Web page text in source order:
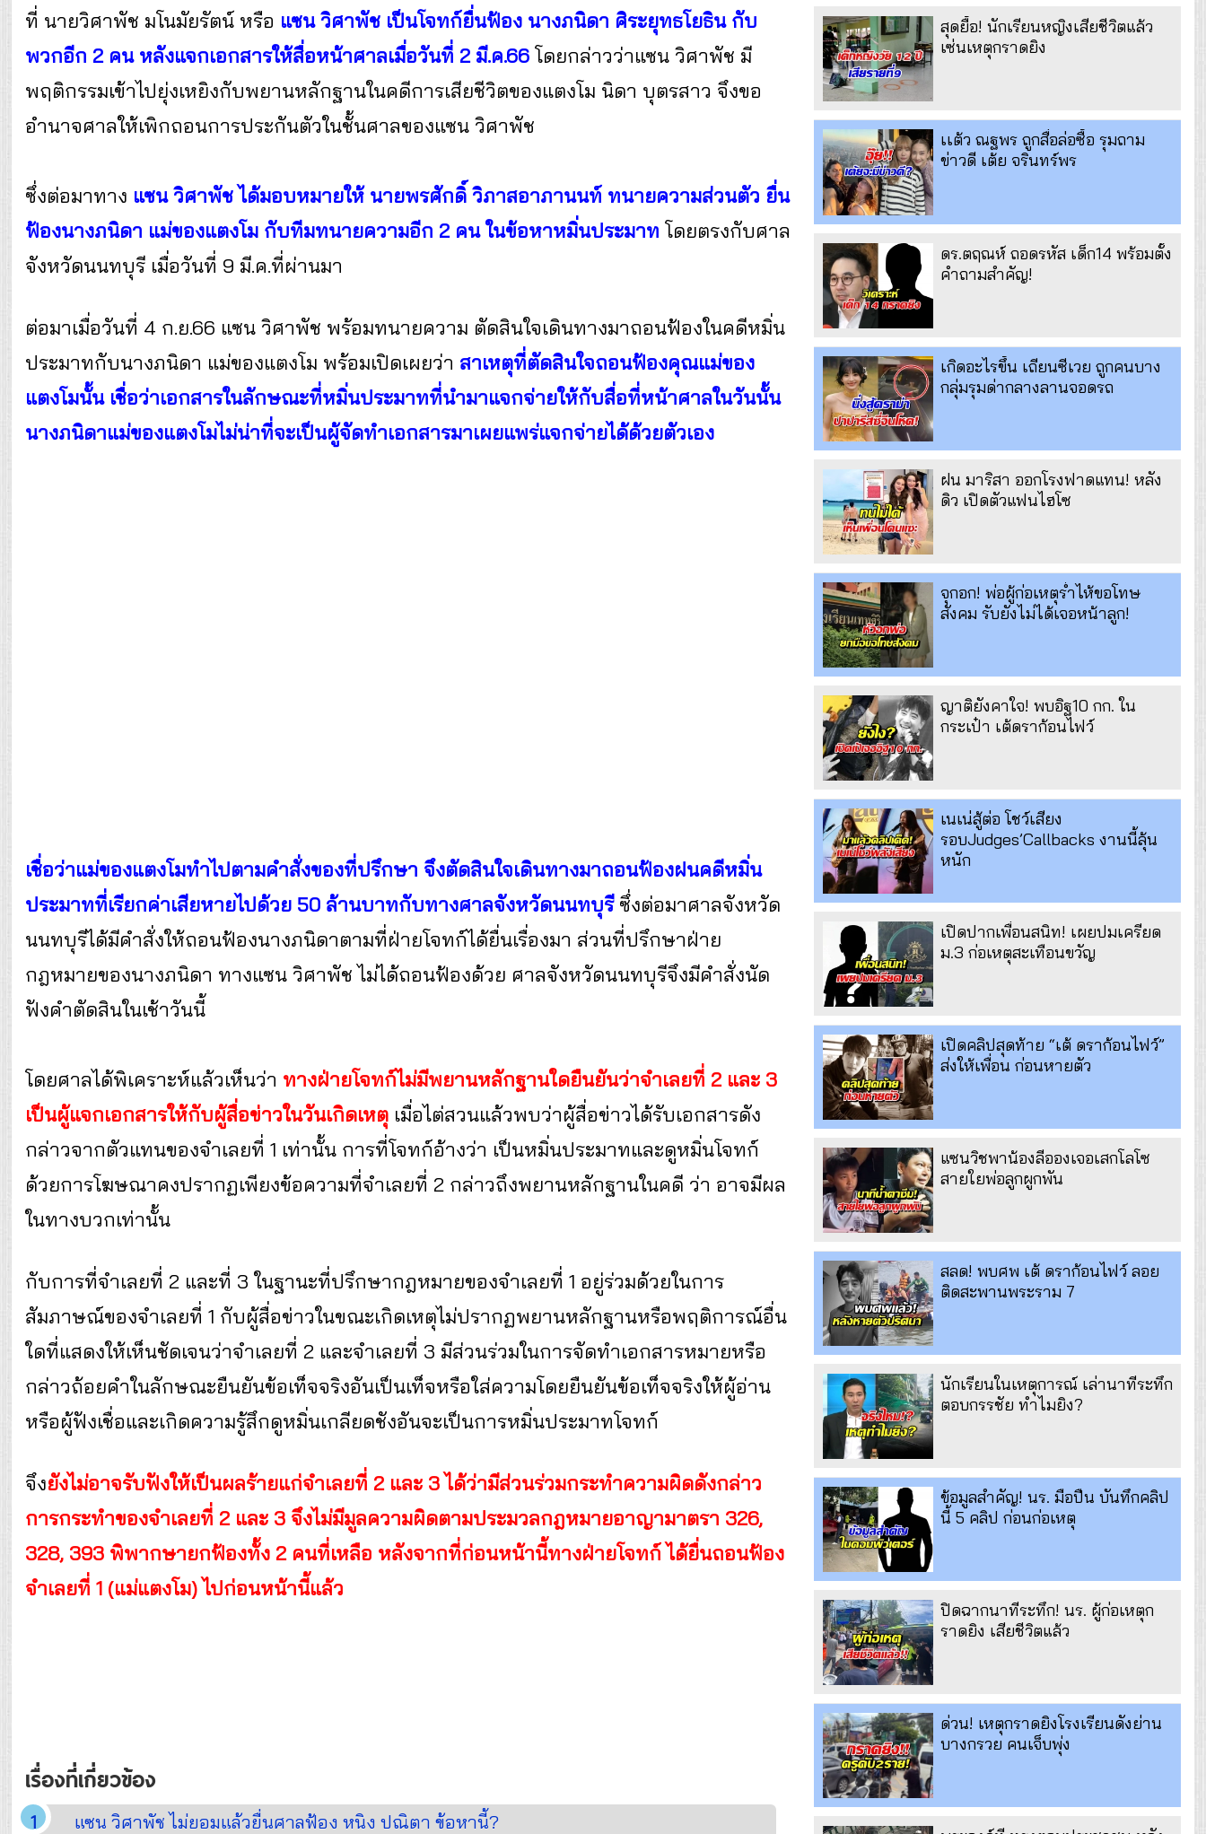
ที่ นายวิศาพัช มโนมัยรัตน์ หรือ แซน วิศาพัช เป็นโจทก์ยื่นฟ้อง นางภนิดา ศิระยุทธโยธิน กับ
พวกอีก 2 คน หลังแจกเอกสารให้สื่อหน้าศาลเมื่อวันที่ 2 มี.ค.66 โดยกล่าวว่าแซน วิศาพัช มี
พฤติกรรมเข้าไปยุ่งเหยิงกับพยานหลักฐานในคดีการเสียชีวิตของแตงโม นิดา บุตรสาว จึงขอ
อำนาจศาลให้เพิกถอนการประกันตัวในชั้นศาลของแซน วิศาพัช
ซึ่งต่อมาทาง แซน วิศาพัช ได้มอบหมายให้ นายพรศักดิ์ วิภาสอาภานนท์ ทนายความส่วนตัว ยื่น
ฟ้องนางภนิดา แม่ของแตงโม กับทีมทนายความอีก 2 คน ในข้อหาหมิ่นประมาท โดยตรงกับศาล
จังหวัดนนทบุรี เมื่อวันที่ 9 มี.ค.ที่ผ่านมา
ต่อมาเมื่อวันที่ 4 ก.ย.66 แซน วิศาพัช พร้อมทนายความ ตัดสินใจเดินทางมาถอนฟ้องในคดีหมิ่น
ประมาทกับนางภนิดา แม่ของแตงโม พร้อมเปิดเผยว่า สาเหตุที่ตัดสินใจถอนฟ้องคุณแม่ของ
แตงโมนั้น เชื่อว่าเอกสารในลักษณะที่หมิ่นประมาทที่นำมาแจกจ่ายให้กับสื่อที่หน้าศาลในวันนั้น
นางภนิดาแม่ของแตงโมไม่น่าที่จะเป็นผู้จัดทำเอกสารมาเผยแพร่แจกจ่ายได้ด้วยตัวเอง
เชื่อว่าแม่ของแตงโมทำไปตามคำสั่งของที่ปรึกษา จึงตัดสินใจเดินทางมาถอนฟ้องฝนคดีหมิ่น
ประมาทที่เรียกค่าเสียหายไปด้วย 50 ล้านบาทกับทางศาลจังหวัดนนทบุรีซึ่งต่อมาศาลจังหวัด
นนทบุรีได้มีคำสั่งให้ถอนฟ้องนางภนิดาตามที่ฝ่ายโจทก์ได้ยื่นเรื่องมา ส่วนที่ปรึกษาฝ่าย
กฎหมายของนางภนิดา ทางแซน วิศาพัช ไม่ได้ถอนฟ้องด้วย ศาลจังหวัดนนทบุรีจึงมีคำสั่งนัด
ฟังคำตัดสินในเช้าวันนี้
โดยศาลได้พิเคราะห์แล้วเห็นว่า ทางฝ่ายโจทก์ไม่มีพยานหลักฐานใดยืนยันว่าจำเลยที่ 2 และ 3
เป็นผู้แจกเอกสารให้กับผู้สื่อข่าวในวันเกิดเหตุ เมื่อไต่สวนแล้วพบว่าผู้สื่อข่าวได้รับเอกสารดัง
กล่าวจากตัวแทนของจำเลยที่ 1 เท่านั้น การที่โจทก์อ้างว่า เป็นหมิ่นประมาทและดูหมิ่นโจทก์
ด้วยการโฆษณาคงปรากฏเพียงข้อความที่จำเลยที่ 2 กล่าวถึงพยานหลักฐานในคดี ว่า อาจมีผล
ในทางบวกเท่านั้น
กับการที่จำเลยที่ 2 และที่ 3 ในฐานะที่ปรึกษากฎหมายของจำเลยที่ 1 อยู่ร่วมด้วยในการ
สัมภาษณ์ของจำเลยที่ 1 กับผู้สื่อข่าวในขณะเกิดเหตุไม่ปรากฏพยานหลักฐานหรือพฤติการณ์อื่น
ใดที่แสดงให้เห็นชัดเจนว่าจำเลยที่ 2 และจำเลยที่ 3 มีส่วนร่วมในการจัดทำเอกสารหมายหรือ
กล่าวถ้อยคำในลักษณะยืนยันข้อเท็จจริงอันเป็นเท็จหรือใส่ความโดยยืนยันข้อเท็จจริงให้ผู้อ่าน
หรือผู้ฟังเชื่อและเกิดความรู้สึกดูหมิ่นเกลียดชังอันจะเป็นการหมิ่นประมาทโจทก์
จึงยังไม่อาจรับฟังให้เป็นผลร้ายแก่จำเลยที่ 2 และ 3 ได้ว่ามีส่วนร่วมกระทำความผิดดังกล่าว
การกระทำของจำเลยที่ 2 และ 3 จึงไม่มีมูลความผิดตามประมวลกฎหมายอาญามาตรา 326,
328, 393 พิพากษายกฟ้องทั้ง 2 คนที่เหลือ หลังจากที่ก่อนหน้านี้ทางฝ่ายโจทก์ ได้ยื่นถอนฟ้อง
จำเลยที่ 1 (แม่แตงโม) ไปก่อนหน้านี้แล้ว
เรื่องที่เกี่ยวข้อง
แซน วิศาพัช ไม่ยอมแล้วยื่นศาลฟ้อง หนิง ปณิตา ข้อหานี้?
สุดยื้อ! นักเรียนหญิงเสียชีวิตแล้ว
เซ่นเหตุกราดยิง
เเต้ว ณฐพร ถูกสื่อล่อซื้อ รุมถาม
ข่าวดี เต้ย จรินทร์พร
ดร.ตฤณห์ ถอดรหัส เด็ก14 พร้อมตั้ง
คำถามสำคัญ!
เกิดอะไรขึ้น เถียนซีเวย ถูกคนบาง
กลุ่มรุมด่ากลางลานจอดรถ
ฝน มาริสา ออกโรงฟาดแทน! หลัง
ดิว เปิดตัวแฟนไฮโซ
จุกอก! พ่อผู้ก่อเหตุร่ำไห้ขอโทษ
สังคม รับยังไม่ได้เจอหน้าลูก!
ญาติยังคาใจ! พบอิฐ10 กก. ใน
กระเป๋า เต้ดราก้อนไฟว์
เนเน่สู้ต่อ โชว์เสียง
รอบJudges’Callbacks งานนี้ลุ้น
หนัก
เปิดปากเพื่อนสนิท! เผยปมเครียด
ม.3 ก่อเหตุสะเทือนขวัญ
เปิดคลิปสุดท้าย “เต้ ดราก้อนไฟว์”
ส่งให้เพื่อน ก่อนหายตัว
แซนวิชพาน้องลีอองเจอเสกโลโซ
สายใยพ่อลูกผูกพัน
สลด! พบศพ เต้ ดราก้อนไฟว์ ลอย
ติดสะพานพระราม 7
นักเรียนในเหตุการณ์ เล่านาทีระทึก
ตอบกรรชัย ทำไมยิง?
ข้อมูลสำคัญ! นร. มือปืน บันทึกคลิป
นี้ 5 คลิป ก่อนก่อเหตุ
ปิดฉากนาทีระทึก! นร. ผู้ก่อเหตุก
ราดยิง เสียชีวิตแล้ว
ด่วน! เหตุกราดยิงโรงเรียนดังย่าน
บางกรวย คนเจ็บพุ่ง